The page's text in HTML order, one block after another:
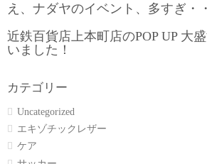
え、ナダヤのイベント、多すぎ・
近鉄百貨店上本町店のPOP UP 大
いました！
カテゴリー
Uncategorized
エキゾチックレザー
ケア